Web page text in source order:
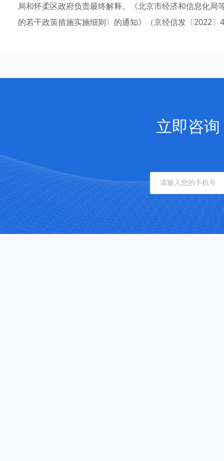
局和怀柔区政府负责最终解释。《北京市经济和信息化
的若干政策措施实施细则〉的通知》（京经信发〔2022〕
立即咨